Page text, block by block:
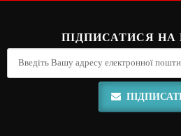
ПІДПИСАТИСЯ НА